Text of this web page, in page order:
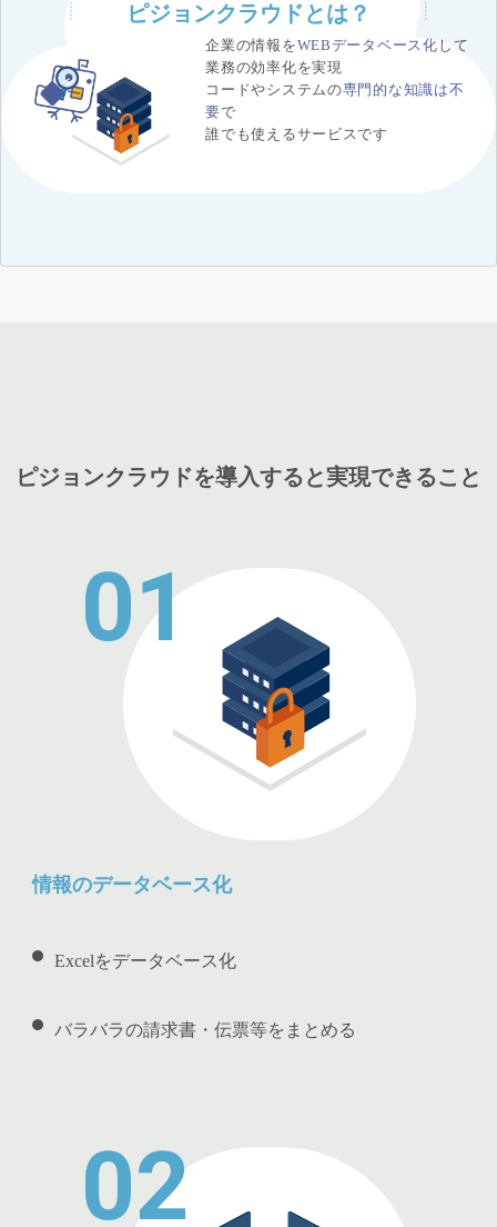
ピジョンクラウドとは？
企業の情報をWEBデータベース化 して
業務の効率化を実現
コードやシステムの専門的な知識は不
要で
誰でも使えるサービスです
ピジョンクラウドを導入すると実現できること
01
情報のデータベース化
Excelをデータベース化
バラバラの請求書・伝票等をまとめる
02